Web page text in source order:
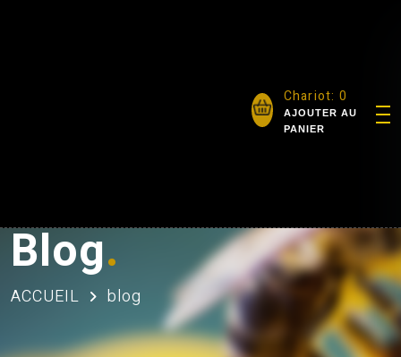
Chariot: 0
AJOUTER AU
PANIER
Blog.
ACCUEIL blog